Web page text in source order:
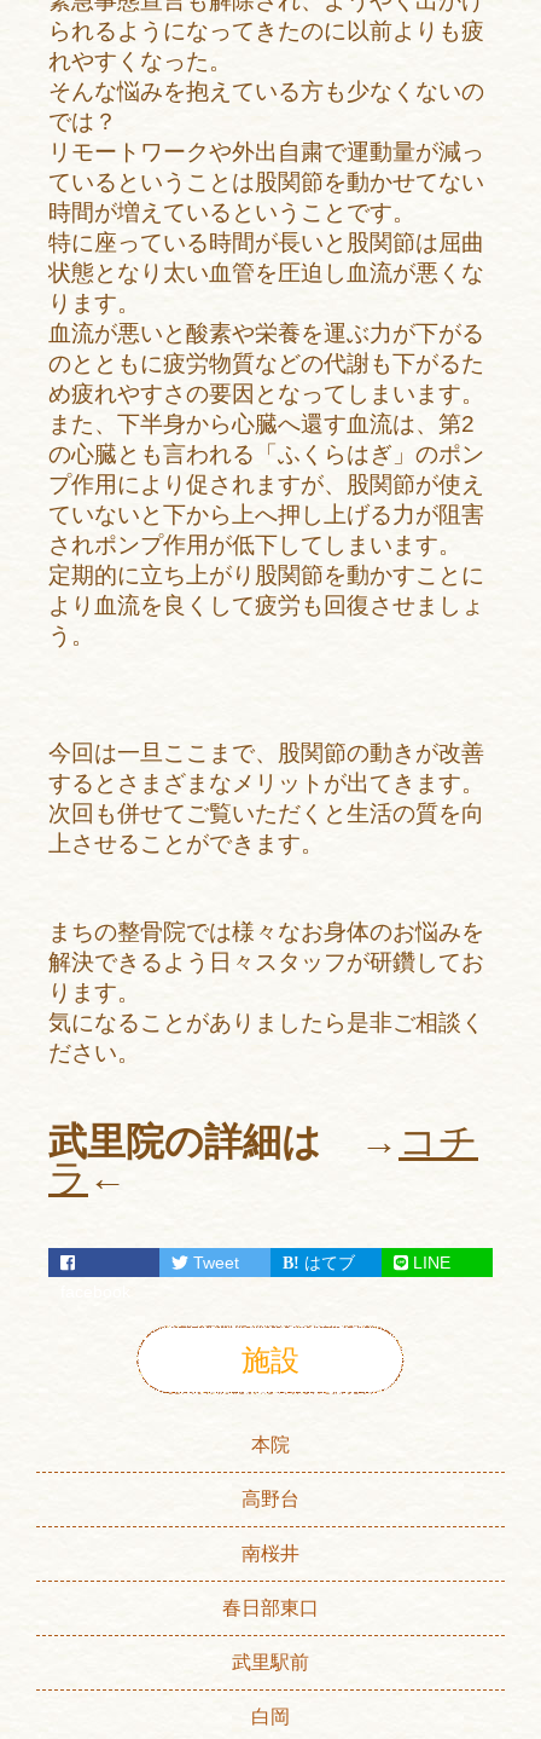
られるようになってきたのに以前よりも疲
れやすくなった。
そんな悩みを抱えている方も少なくないの
では？
リモートワークや外出自粛で運動量が減っ
ているということは股関節を動かせてない
時間が増えているということです。
特に座っている時間が長いと股関節は屈曲
状態となり太い血管を圧迫し血流が悪くな
ります。
血流が悪いと酸素や栄養を運ぶ力が下がる
のとともに疲労物質などの代謝も下がるた
め疲れやすさの要因となってしまいます。
また、下半身から心臓へ還す血流は、第2
の心臓とも言われる「ふくらはぎ」のポン
プ作用により促されますが、股関節が使え
ていないと下から上へ押し上げる力が阻害
されポンプ作用が低下してしまいます。
定期的に立ち上がり股関節を動かすことに
より血流を良くして疲労も回復させましょ
う。
今回は一旦ここまで、股関節の動きが改善
するとさまざまなメリットが出てきます。
次回も併せてご覧いただくと生活の質を向
上させることができます。
まちの整骨院では様々なお身体のお悩みを
解決できるよう日々スタッフが研鑽してお
ります。
気になることがありましたら是非ご相談く
ださい。
武里院の詳細は → コチ
ラ ←
Tweet はてブ LINE
施設
本院
高野台
南桜井
春日部東口
武里駅前
白岡